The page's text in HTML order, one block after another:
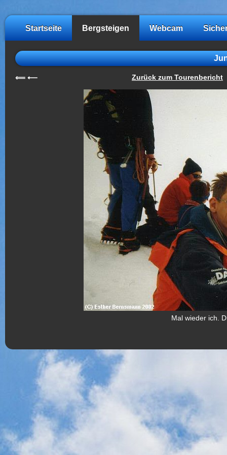
Startseite Bergsteigen Webcam
⟸ ⟵ Zurück zum Tourenbericht
Mal wieder ich.